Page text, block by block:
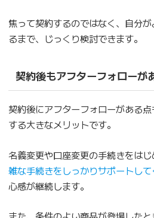
焦って契約するのではなく、自分
るまで、じっくり検討できます。
契約後もアフターフォローが
契約後にアフターフォローがある
する大きなメリットです。
名義変更や口座変更の手続きをはじ
雑な手続きをしっかりサポートして
心感が継続します。